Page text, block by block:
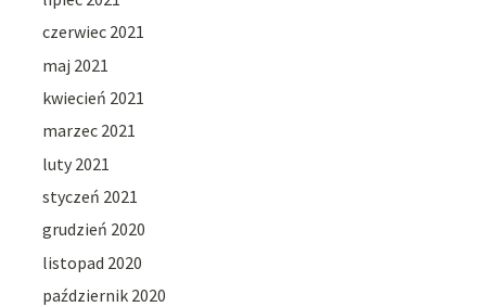
czerwiec 2021
maj 2021
kwiecień 2021
marzec 2021
luty 2021
styczeń 2021
grudzień 2020
listopad 2020
październik 2020